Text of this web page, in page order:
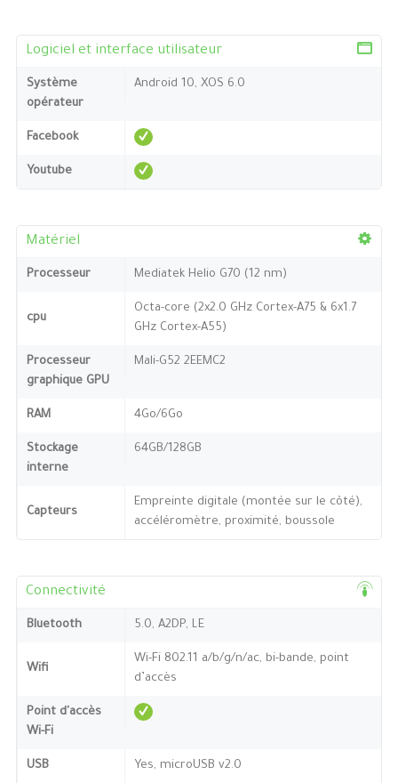
Logiciel et interface utilisateur
Système
opérateur
Android 10, XOS 6.0
Facebook
Youtube
Matériel
Processeur Mediatek Helio G70 (12 nm)
cpu
Octa-core (2x2.0 GHz Cortex-A75 & 6x1.7
GHz Cortex-A55)
Processeur
graphique GPU
Mali-G52 2EEMC2
RAM 4Go/6Go
Stockage
interne
64GB/128GB
Capteurs
Empreinte digitale (montée sur le côté),
accéléromètre, proximité, boussole
Connectivité
Bluetooth 5.0, A2DP, LE
Wifi
Wi-Fi 802.11 a/b/g/n/ac, bi-bande, point
d’accès
Point d'accès
Wi-Fi
USB Yes, microUSB v2.0